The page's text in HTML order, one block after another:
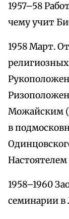
1957–58
чему учит
1958 Март.
Можайским
в
1958–1960
семинарии в